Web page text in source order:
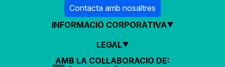
Contacta amb nosaltres
INFORMACIÓ CORPORATIVA
LEGAL
AMB LA COL·LABORACIÓ DE: